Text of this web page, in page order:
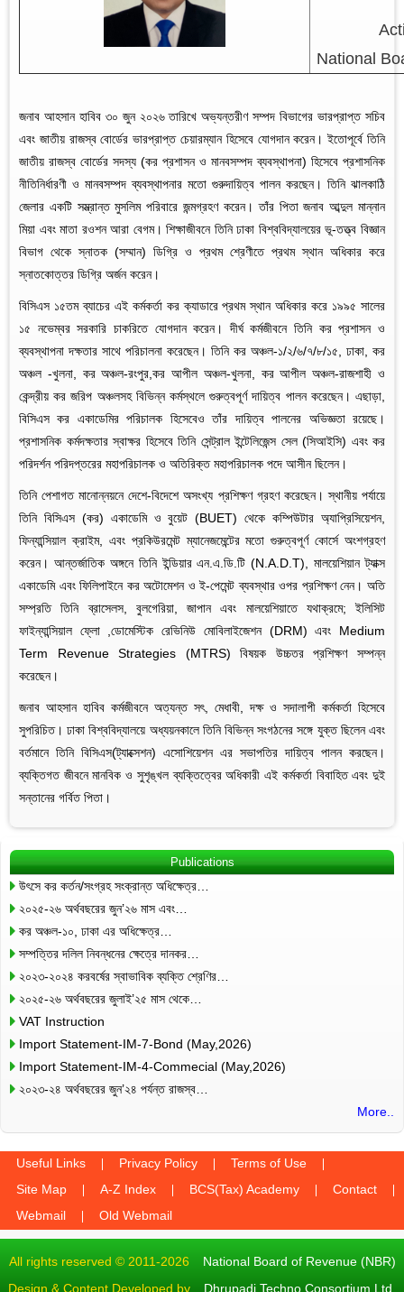
National
জনাব আহসান হাবিব ৩০ জুন ২০২৬ তারিখে অভ্যন্তরীণ সম্পদ বিভাগের ভারপ্রাপ্ত সচিব
এবং জাতীয় রাজস্ব বোর্ডের ভারপ্রাপ্ত চেয়ারম্যান হিসেবে যোগদান করেন। ইতোপূর্বে তিনি
জাতীয় রাজস্ব বোর্ডের সদস্য (কর প্রশাসন ও মানবসম্পদ ব্যবস্থাপনা) হিসেবে প্রশাসনিক
নীতিনির্ধারণী ও মানবসম্পদ ব্যবস্থাপনার মতো গুরুদায়িত্ব পালন করছেন। তিনি ঝালকাঠি
জেলার একটি সম্ভ্রান্ত মুসলিম পরিবারে জন্মগ্রহণ করেন। তাঁর পিতা জনাব আব্দুল মান্নান
মিয়া এবং মাতা রওশন আরা বেগম। শিক্ষাজীবনে তিনি ঢাকা বিশ্ববিদ্যালয়ের ভূ-তত্ত্ব বিজ্ঞান
বিভাগ থেকে স্নাতক (সম্মান) ডিগ্রি ও প্রথম শ্রেণীতে প্রথম স্থান অধিকার করে
স্নাতকোত্তর ডিগ্রি অর্জন করেন।
বিসিএস ১৫তম ব্যাচের এই কর্মকর্তা কর ক্যাডারে প্রথম স্থান অধিকার করে ১৯৯৫ সালের
১৫ নভেম্বর সরকারি চাকরিতে যোগদান করেন। দীর্ঘ কর্মজীবনে তিনি কর প্রশাসন ও
ব্যবস্থাপনা দক্ষতার সাথে পরিচালনা করেছেন। তিনি কর অঞ্চল-১/২/৬/৭/৮/১৫, ঢাকা, কর
অঞ্চল -খুলনা, কর অঞ্চল-রংপুর,কর আপীল অঞ্চল-খুলনা, কর আপীল অঞ্চল-রাজশাহী ও
কেন্দ্রীয় কর জরিপ অঞ্চলসহ বিভিন্ন কর্মস্থলে গুরুত্বপূর্ণ দায়িত্ব পালন করেছেন। এছাড়া,
বিসিএস কর একাডেমির পরিচালক হিসেবেও তাঁর দায়িত্ব পালনের অভিজ্ঞতা রয়েছে।
প্রশাসনিক কর্মদক্ষতার স্বাক্ষর হিসেবে তিনি সেন্ট্রাল ইন্টেলিজেন্স সেল (সিআইসি) এবং কর
পরিদর্শন পরিদপ্তরের মহাপরিচালক ও অতিরিক্ত মহাপরিচালক পদে আসীন ছিলেন।
তিনি পেশাগত মানোন্নয়নে দেশে-বিদেশে অসংখ্য প্রশিক্ষণ গ্রহণ করেছেন। স্থানীয় পর্যায়ে
তিনি বিসিএস (কর) একাডেমি ও বুয়েট (BUET) থেকে কম্পিউটার অ্যাপ্রিসিয়েশন,
ফিন্যান্সিয়াল ক্রাইম, এবং প্রকিউরমেন্ট ম্যানেজমেন্টের মতো গুরুত্বপূর্ণ কোর্সে অংশগ্রহণ
করেন। আন্তর্জাতিক অঙ্গনে তিনি ইন্ডিয়ার এন.এ.ডি.টি (N.A.D.T), মালয়েশিয়ান ট্যাক্স
একাডেমি এবং ফিলিপাইনে কর অটোমেশন ও ই-পেমেন্ট ব্যবস্থার ওপর প্রশিক্ষণ নেন। অতি
সম্প্রতি তিনি ব্রাসেলস, বুলগেরিয়া, জাপান এবং মালয়েশিয়াতে যথাক্রমে; ইলিসিট
ফাইন্যান্সিয়াল ফ্লো ,ডোমেস্টিক রেভিনিউ মোবিলাইজেশন (DRM) এবং Medium
Term Revenue Strategies (MTRS) বিষয়ক উচ্চতর প্রশিক্ষণ সম্পন্ন
করেছেন।
জনাব আহসান হাবিব কর্মজীবনে অত্যন্ত সৎ, মেধাবী, দক্ষ ও সদালাপী কর্মকর্তা হিসেবে
সুপরিচিত। ঢাকা বিশ্ববিদ্যালয়ে অধ্যয়নকালে তিনি বিভিন্ন সংগঠনের সঙ্গে যুক্ত ছিলেন এবং
বর্তমানে তিনি বিসিএস(ট্যাক্সেশন) এসোশিয়েশন এর সভাপতির দায়িত্ব পালন করছেন।
ব্যক্তিগত জীবনে মানবিক ও সুশৃঙ্খল ব্যক্তিত্বের অধিকারী এই কর্মকর্তা বিবাহিত এবং দুই
সন্তানের গর্বিত পিতা।
Publications
উৎসে কর কর্তন/সংগ্রহ সংক্রান্ত অধিক্ষেত্র…
২০২৫-২৬ অর্থবছরের জুন’২৬ মাস এবং…
কর অঞ্চল-১০, ঢাকা এর অধিক্ষেত্র…
সম্পত্তির দলিল নিবন্ধনের ক্ষেত্রে দানকর…
২০২৩-২০২৪ করবর্ষের স্বাভাবিক ব্যক্তি শ্রেণির…
২০২৫-২৬ অর্থবছরের জুলাই’২৫ মাস থেকে…
VAT Instruction
Import Statement-IM-7-Bond (May,2026)
Import Statement-IM-4-Commecial (May,2026)
২০২৩-২৪ অর্থবছরের জুন’২৪ পর্যন্ত রাজস্ব…
More..
Useful Links Privacy Policy
Terms of Use
Site Map
A-Z Index BCS(Tax) Academy
Contact
Webmail
Old Webmail
All rights reserved © 2011-2026 National Board of Revenue (NBR)
Design & Content Developed by Dhrupadi Techno Consortium Ltd.